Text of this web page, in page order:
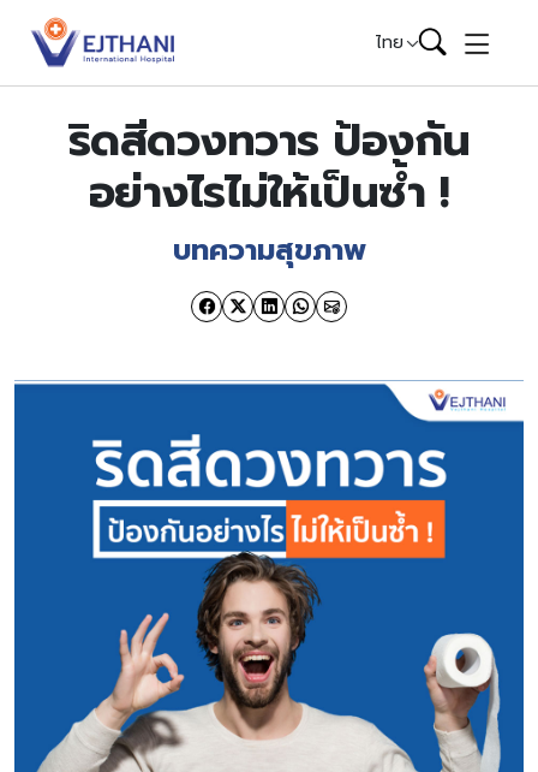
Skip to content
ไทย
ริดสีดวงทวาร ป้องกัน
อย่างไรไม่ให้เป็นซ้ำ !
บทความสุขภาพ